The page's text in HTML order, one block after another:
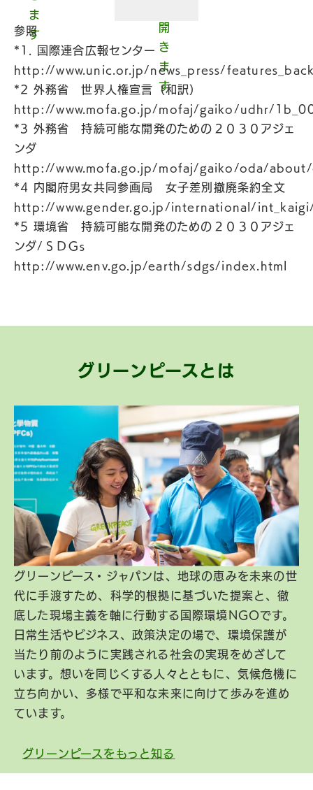
参照
*1. 国際連合広報センター
http://www.unic.or.jp/news_press/
*2 外務省 世界人権宣言（和訳）
http://www.mofa.go.jp/mofaj/gaiko/udhr/
*3 外務省 持続可能な開発のための２０３０アジェ
ンダ
http://www.mofa.go.jp/mofaj/gaiko/oda/
*4 内閣府男女共同参画局 女子差別撤廃条約全文
http://www.gender.go.jp/international/
*5 環境省 持続可能な開発のための２０３０アジェ
ンダ/ＳＤＧs
http://www.env.go.jp/earth/sdgs/index.html
グリーンピースとは
グリーンピース・ジャパンは、地球の恵みを未来の世
代に手渡すため、科学的根拠に基づいた提案と、徹
底した現場主義を軸に行動する国際環境NGOです。
日常生活やビジネス、政策決定の場で、環境保護が
当たり前のように実践される社会の実現をめざして
います。想いを同じくする人々とともに、気候危機に
立ち向かい、多様で平和な未来に向けて歩みを進め
ています。
グリーンピースをもっと知る